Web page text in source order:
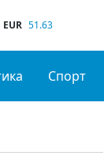
EUR 51.63
Спорт